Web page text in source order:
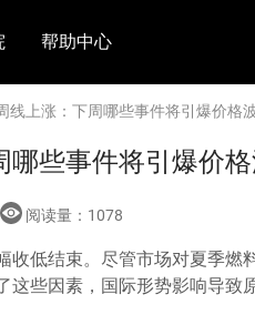
帮助中心
线上涨：下周哪些事件将引爆价格
些事件将引爆价格
阅读量： 1078
低结束。尽管市场对夏季
些因素，国际形势影响导致